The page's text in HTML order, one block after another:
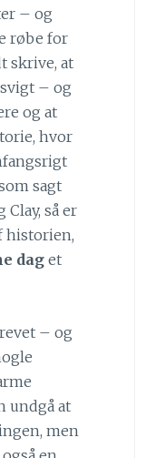
– og
røbe for
skrive, at
– og
og at
hvor
sagt
så er
historien,
daget
– og
undgå at
men